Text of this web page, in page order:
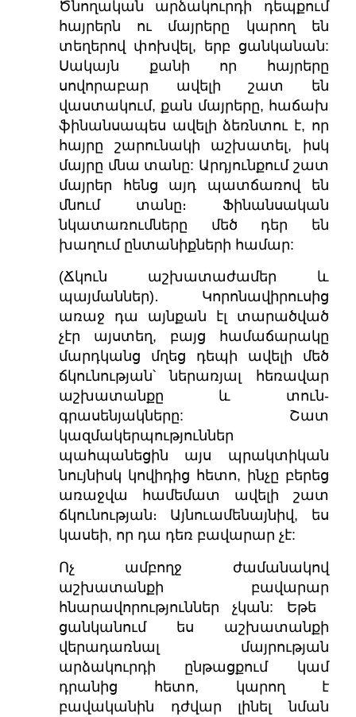
Ծնողական արձակուրդի դեպքում
հայրերն ու մայրերը կարող են
տեղերով փոխվել, երբ ցանկանան:
Սակայն քանի որ հայրերը
սովորաբար ավելի շատ են
վաստակում, քան մայրերը, հաճախ
ֆինանսապես ավելի ձեռնտու է, որ
հայրը շարունակի աշխատել, իսկ
մայրը մնա տանը: Արդյունքում շատ
մայրեր հենց այդ պատճառով են
մնում տանը։ Ֆինանսական
նկատառումները մեծ դեր են
խաղում ընտանիքների համար:
(Ճկուն աշխատաժամեր և
պայմաններ)․
Կորոնավիրուսից
առաջ դա այնքան էլ տարածված
չէր այստեղ, բայց համաճարակը
մարդկանց մղեց դեպի ավելի մեծ
ճկունության՝ ներառյալ հեռավար
աշխատանքը և տուն-
գրասենյակները: Շատ
կազմակերպություններ
պահպանեցին այս պրակտիկան
նույնիսկ կովիդից հետո, ինչը բերեց
առաջվա համեմատ ավելի շատ
ճկունության։ Այնուամենայնիվ, ես
կասեի, որ դա դեռ բավարար չէ:
Ոչ ամբողջ ժամանակով
աշխատանքի բավարար
հնարավորություններ չկան: Եթե ​​
ցանկանում ես աշխատանքի
վերադառնալ մայրության
արձակուրդի ընթացքում կամ
դրանից հետո, կարող է
բավականին դժվար լինել նման